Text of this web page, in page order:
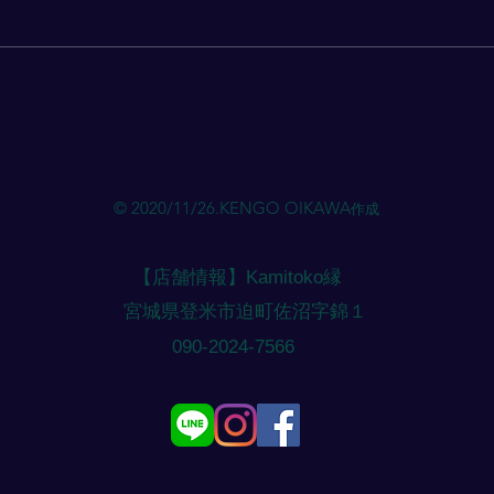
には 前日 までの予約になりま
ぐ対応できない場合 があ
© 2020/11/26.KENGO OIKAWA作成
【店舗情報】Kamitoko縁
​宮城県登米市迫町佐沼字錦１
​090-2024-7566